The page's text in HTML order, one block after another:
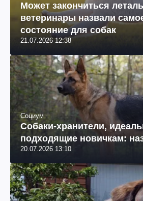
Может закончиться
ветеринары назвали
состояние для собак
21.07.2026 12:38
Социум
Собаки-хранители,
подходящие новичкам:
20.07.2026 13:10